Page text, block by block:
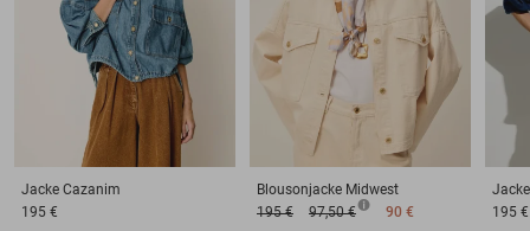
Jacke Cazanim
195 €
Blousonjacke Midwest
195 €
97,50 € 90 €
Jacke
195 €